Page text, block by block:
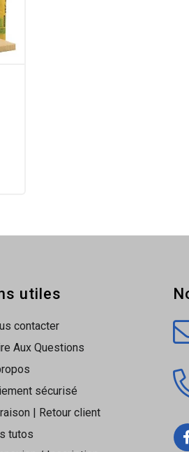
légèrement irrégulières. Le film PVC
lors des inspections ou finitions sur
utiles
contacter
Aux Questions
sécurisé
| Retour client
tutos